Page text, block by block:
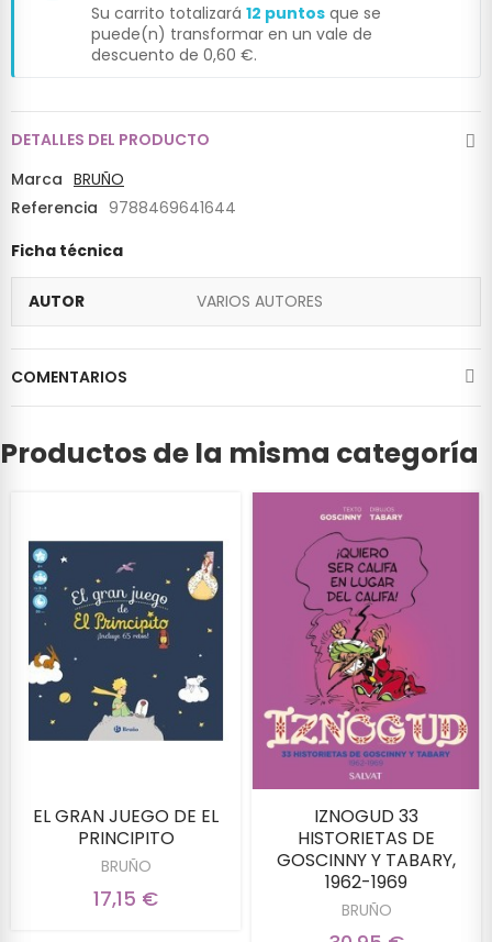
Su carrito totalizará 12 puntos que se
puede(n) transformar en un vale de
descuento de 0,60 €.
DETALLES DEL PRODUCTO
Marca BRUÑO
Referencia 9788469641644
Ficha técnica
AUTOR VARIOS AUTORES
COMENTARIOS
Productos de la misma categoría
EL GRAN JUEGO DE EL
PRINCIPITO
BRUÑO
17,15 €
IZNOGUD 33
HISTORIETAS DE
GOSCINNY Y TABARY,
1962-1969
BRUÑO